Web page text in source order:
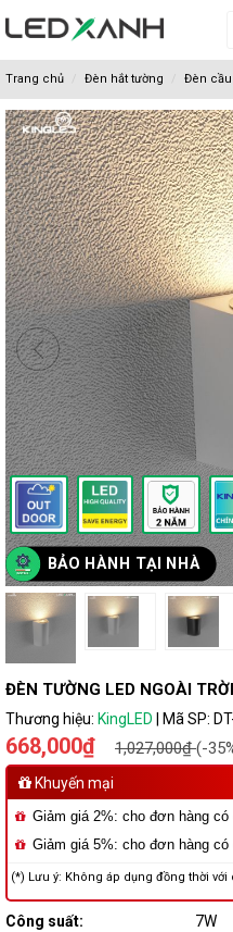
Trang chủ Đèn hắt tường Đèn
BẢO HÀNH TẠI NHÀ
ĐÈN TƯỜNG LED NGOÀI
Thương hiệu: KingLED Mã SP:
668,000₫ 1,027,000₫(-
Khuyến mại
Giảm giá 2%: cho đơn hàng
Giảm giá 5%: cho đơn hàng
(*) Lưu ý: Không áp dụng đồng thời
Công suất:
7W